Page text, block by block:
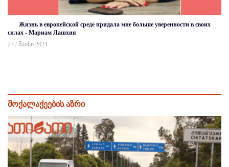
Жизнь в европейской среде придала мне больше уверенности в своих
силах - Мариам Лашхия
27 / მაისი 2024
მოქალაქეების აზრი